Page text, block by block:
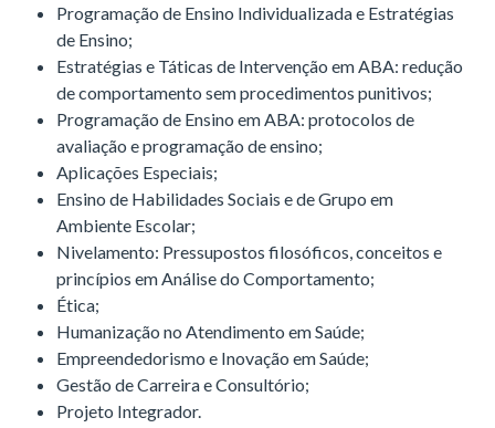
Programação de Ensino Individualizada e Estratégias
de Ensino;
Estratégias e Táticas de Intervenção em ABA: redução
de comportamento sem procedimentos punitivos;
Programação de Ensino em ABA: protocolos de
avaliação e programação de ensino;
Aplicações Especiais;
Ensino de Habilidades Sociais e de Grupo em
Ambiente Escolar;
Nivelamento: Pressupostos filosóficos, conceitos e
princípios em Análise do Comportamento;
Ética;
Humanização no Atendimento em Saúde;
Empreendedorismo e Inovação em Saúde;
Gestão de Carreira e Consultório;
Projeto Integrador.